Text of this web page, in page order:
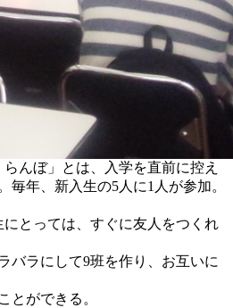
んぼ」とは、入学を直前に控え
年、新入生の5人に1人が参加。
とっては、すぐに友人をつくれ
バラにして9班を作り、お互いに
ができる。